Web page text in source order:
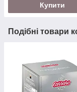
Купити
Подібні товари